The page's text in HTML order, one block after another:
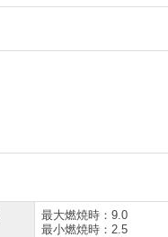
最大燃焼時：
最小燃焼時：2.5